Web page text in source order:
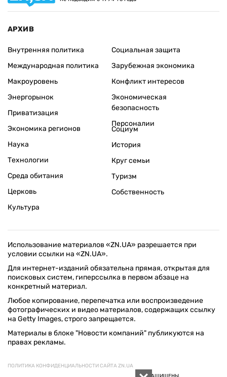
АРХИВ
Внутренняя политика
Международная политика
Макроуровень
Энергорынок
Приватизация
Экономика регионов
Социальная защита
Зарубежная экономика
Конфликт интересов
Экономическая
безопасность
Персоналии
Наука
Технологии
Среда обитания
Церковь
Культура
Социум
История
Круг семьи
Туризм
Собственность
Использование материалов «ZN.UA» разрешается при
условии ссылки на «ZN.UA».
Для интернет-изданий обязательна прямая, открытая для
поисковых систем, гиперссылка в первом абзаце на
конкретный материал.
Любое копирование, перепечатка или воспроизведение
фотографических и видео материалов, содержащих ссылку
на Getty Images, строго запрещается.
Материалы в блоке "Новости компаний" публикуются на
правах рекламы.
ПОЛИТИКА КОНФИДЕНЦИАЛЬНОСТИ САЙТА ZN.UA